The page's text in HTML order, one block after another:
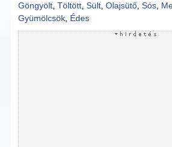
Göngyölt ,Töltött ,Sült ,Olajsütő ,Sós
Gyümölcsök Édes